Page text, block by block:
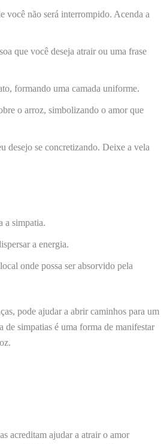
você não será interrompido. Acenda a
que você deseja atrair ou uma frase
formando uma camada uniforme.
o arroz, simbolizando o amor que
desejo se concretizando. Deixe a vela
a simpatia.
a energia.
onde possa ser absorvido pela
pode ajudar a abrir caminhos para um
simpatias é uma forma de manifestar
acreditam ajudar a atrair o amor